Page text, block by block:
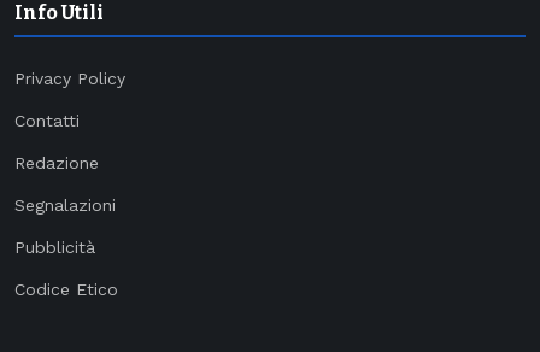
Info Utili
Privacy Policy
Contatti
Redazione
Segnalazioni
Pubblicità
Codice Etico